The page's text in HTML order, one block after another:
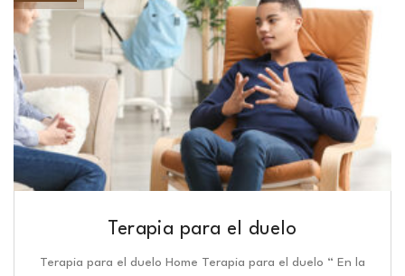
Terapia para el duelo
Terapia para el duelo Home Terapia para el duelo “ En la